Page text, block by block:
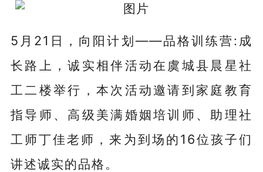
5 月 21日，向阳计划——品格训练营:成
长路上，诚实相伴活动在虞城县晨星社
工二楼举行，本次活动邀请到家庭教育
指导师、高级美满婚姻培训师、助理社
工师丁佳老师，来为到场的16位孩子们
讲述诚实的品格。